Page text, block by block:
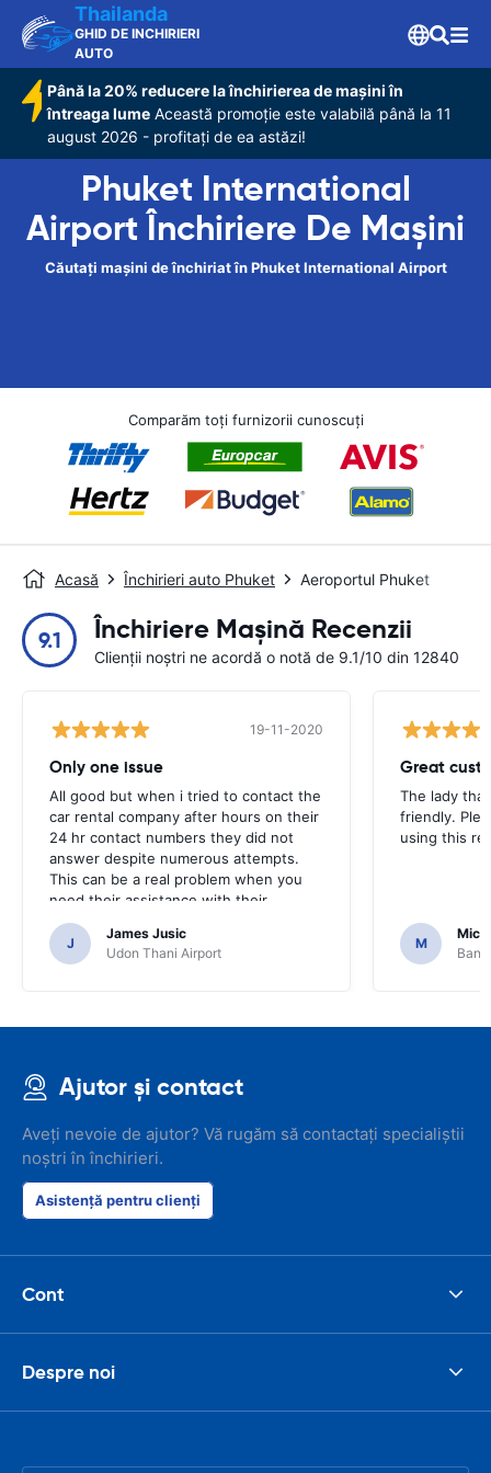
Thailanda
GHID DE INCHIRIERI
AUTO
Până la 20% reducere la închirierea de mașini în
întreaga lume Această promoție este valabilă până la 11
august 2026 - profitați de ea astăzi!
Phuket International
Airport Închiriere De Maşini
Căutați mașini de închiriat în Phuket International Airport
Comparăm toți furnizorii cunoscuți
Acasă Închirieri auto Phuket Aeroportul Phuket
9.1 Închiriere Mașină Recenzii
Clienții noștri ne acordă o notă de 9.1/10 din 12840
19-11-2020
Only one issue
All good but when i tried to contact the
car rental company after hours on their
24 hr contact numbers they did not
answer despite numerous attempts.
This can be a real problem when you
need their assistance with their
services or car.
J
James Jusic
Udon Thani Airport
Great
The lady
friendly.
using this
M
Ajutor și contact
Aveți nevoie de ajutor? Vă rugăm să contactați specialiștii
noștri în închirieri.
Asistență pentru clienți
Cont
Despre noi